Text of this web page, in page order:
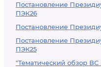
Постановление
ПЭК26
Постановление
Постановление
ПЭК25
"Тематический обзор